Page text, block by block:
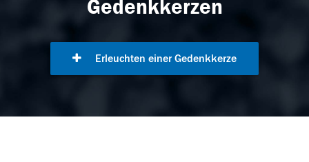
Gedenkkerzen
Erleuchten einer Gedenkkerze